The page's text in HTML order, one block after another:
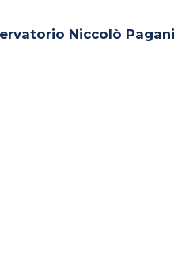
Niccolò